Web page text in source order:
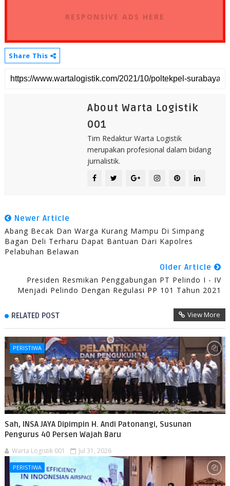
RESPONSIVE ADS HERE
Share This
About Warta Logistik
001
Tim Redaktur Warta Logistik
merupakan profesional dalam bidang
jurnalistik.
Newer Article
Abang Becak Dan Warga Kurang Mampu Di Simpang
Bagan Deli Terharu Dapat Bantuan Dari Kapolres
Pelabuhan Belawan
Older Article
Presiden Resmikan Penggabungan PT Pelindo I - IV
Menjadi Pelindo Dengan Regulasi PP 101 Tahun 2021
RELATED POST View More
PERISTIWA
Sah, INSA JAYA Dipimpin H. Andi Patonangi, Susunan
Pengurus 40 Persen Wajah Baru
Warta Logistik 001 Jul 31, 2026
PERISTIWA